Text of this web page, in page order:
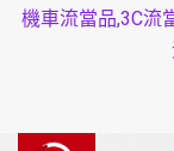
機車流當品,3C流